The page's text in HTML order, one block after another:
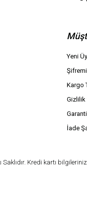
Yeni
Kargo
Gizlilik
İade
Kredi kartı